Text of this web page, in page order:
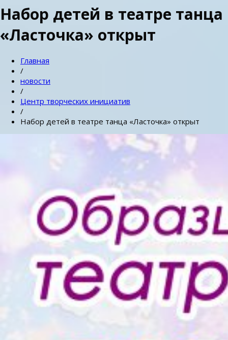
Набор детей в театре танца
«Ласточка» открыт
Главная
/
новости
/
Центр творческих инициатив
/
Набор детей в театре танца «Ласточка» открыт